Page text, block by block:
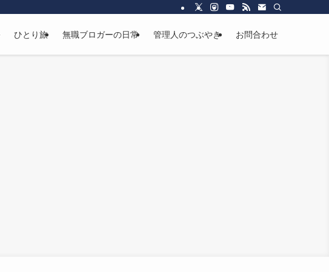
ひとり旅 無職ブロガーの日常 管理人のつぶやき お問合わせ